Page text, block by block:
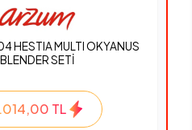
HESTIA MULTI OKYANUS
BLENDER SETİ
TL